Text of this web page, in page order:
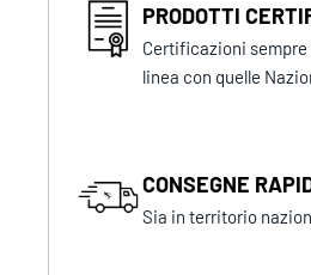
PRODOTTI
Certificazioni
linea con quelle
CONSEGNE
Sia in territorio